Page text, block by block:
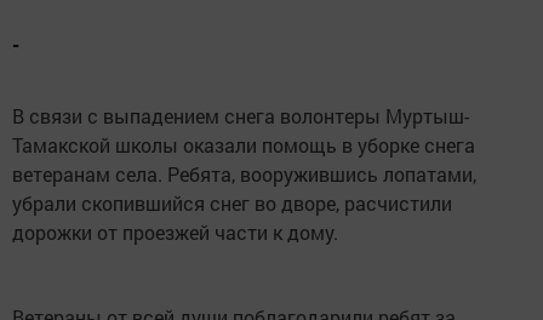
-
В связи с выпадением снега волонтеры Муртыш-
Тамакской школы оказали помощь в уборке снега
ветеранам села. Ребята, вооружившись лопатами,
убрали скопившийся снег во дворе, расчистили
дорожки от проезжей части к дому.